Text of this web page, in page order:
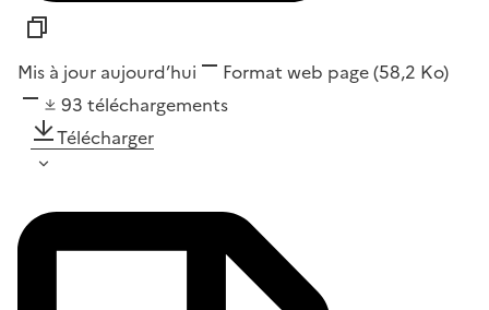
Mis à jour aujourd’hui Format web page(58,2 Ko)
93 téléchargements
Télécharger